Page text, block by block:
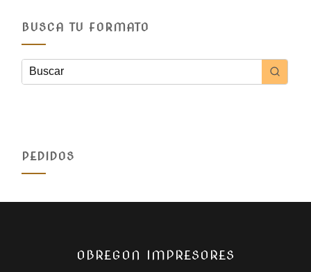
BUSCA TU FORMATO
PEDIDOS
OBREGON IMPRESORES